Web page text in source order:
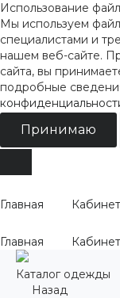
Использование
Мы используем
специалистами и
нашем веб-сайте.
сайта, вы
подробные
Принимаю
Главная Кабинет
Главная Кабинет
Каталог одежды
Назад